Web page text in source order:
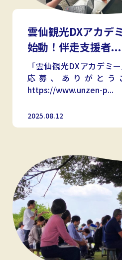
雲仙観光DXアカデ
始動！伴走支援者...
「雲仙観光DXアカデミ
応募、ありがとう
https://www.unzen-p...
2025.08.12